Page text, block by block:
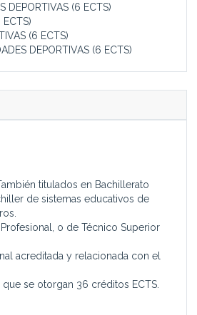
DEPORTIVAS (6 ECTS)
(6 ECTS)
DEPORTIVAS (6 ECTS)
titulados en Bachillerato
de sistemas educativos de
o de Técnico Superior
acreditada y relacionada con el
se otorgan 36 créditos ECTS.